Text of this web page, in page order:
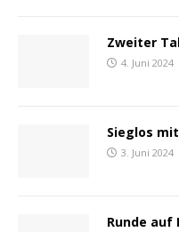
Zweiter
4. Juni 2024
Sieglos
3. Juni 2024
Runde auf